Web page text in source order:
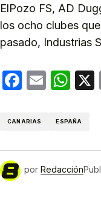
ElPozo FS, AD
los ocho clubes
pasado, Industrias
Email
CANARIAS ESPAÑA
por Redacción